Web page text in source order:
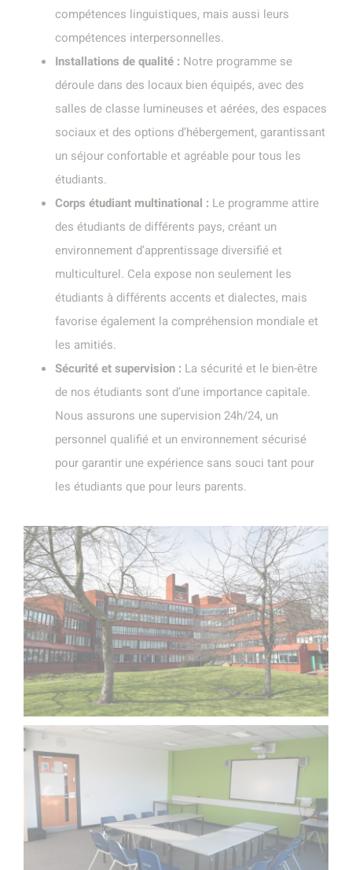
compétences linguistiques, mais aussi leurs
compétences interpersonnelles.
Installations de qualité : Notre programme se
déroule dans des locaux bien équipés, avec des
salles de classe lumineuses et aérées, des espaces
sociaux et des options d’hébergement, garantissant
un séjour confortable et agréable pour tous les
étudiants.
Corps étudiant multinational : Le programme attire
des étudiants de différents pays, créant un
environnement d’apprentissage diversifié et
multiculturel. Cela expose non seulement les
étudiants à différents accents et dialectes, mais
favorise également la compréhension mondiale et
les amitiés.
Sécurité et supervision : La sécurité et le bien-être
de nos étudiants sont d’une importance capitale.
Nous assurons une supervision 24h/24, un
personnel qualifié et un environnement sécurisé
pour garantir une expérience sans souci tant pour
les étudiants que pour leurs parents.